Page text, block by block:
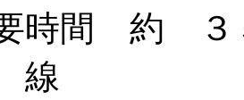
時間 約
守谷